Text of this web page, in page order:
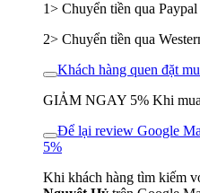
1> Chuyển tiền qua Paypal
2> Chuyển tiền qua
Khách hàng quen đặt
GIẢM NGAY 5% Khi mua
Để lại review Google
5%
Khi khách hàng tìm kiếm